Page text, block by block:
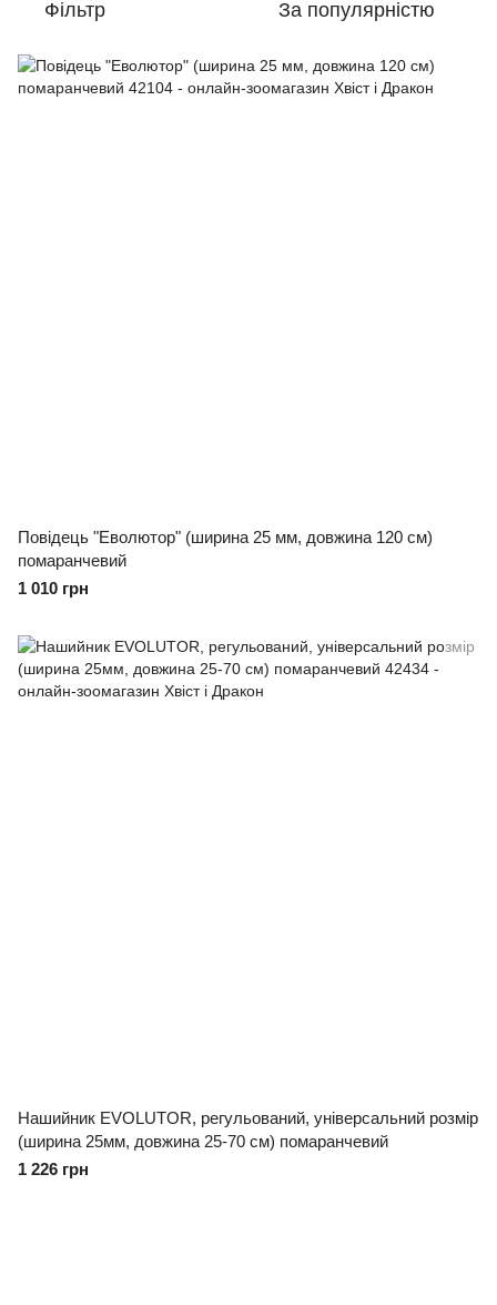
Фільтр За популярністю
Повідець "Еволютор" (ширина 25 мм, довжина 120 см)
помаранчевий
1 010 грн
Нашийник EVOLUTOR, регульований, універсальний розмір
(ширина 25мм, довжина 25-70 см) помаранчевий
1 226 грн